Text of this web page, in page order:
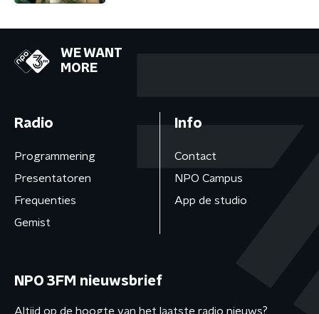
WE WANT
MORE
Radio
Programmering
Presentatoren
Frequenties
Gemist
Info
Contact
NPO Campus
App de studio
NPO 3FM nieuwsbrief
Altijd op de hoogte van het laatste radio nieuws?